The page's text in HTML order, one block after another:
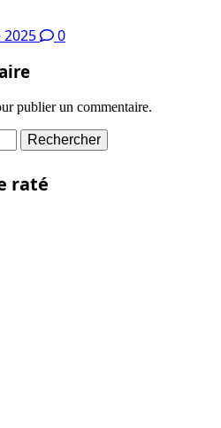
0
publier un commentaire.
raté